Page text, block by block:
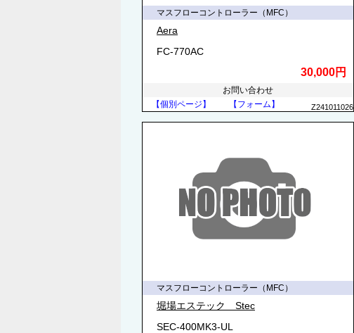
マスフローコントローラー（MFC）
Aera
FC-770AC
30,000円
お問い合わせ
【個別ページ】
【フォーム】 Z241011026
マスフローコントローラー（MFC）
堀場エステック Stec
SEC-400MK3-UL